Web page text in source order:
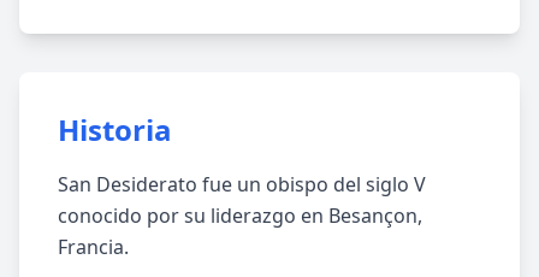
Historia
San Desiderato fue un obispo del siglo V
conocido por su liderazgo en Besançon,
Francia.